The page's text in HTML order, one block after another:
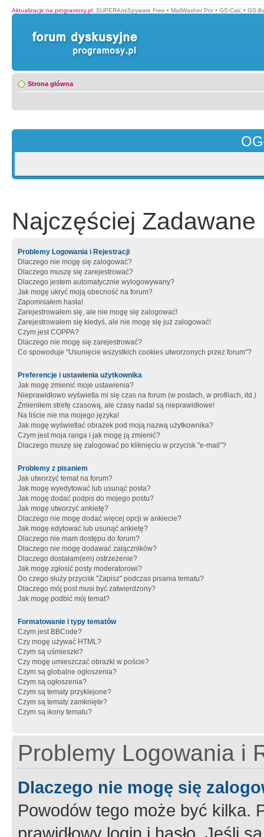
Aktualizacje na programosy.pl: SUPERAntiSpyware Free • MailWasher Pro • GS-Calc • GS-
Strona główna
Najczęściej Zadawane
Problemy Logowania i Rejestracji
Dlaczego nie mogę się zalogować?
Dlaczego muszę się zarejestrować?
Dlaczego jestem automatycznie wylogowywany?
Jak mogę ukryć moją obecność na forum?
Zapomniałem hasła!
Zarejestrowałem się, ale nie mogę się zalogować!
Zarejestrowałem się kiedyś, ale nie mogę się już zalogować!
Czym jest COPPA?
Dlaczego nie mogę się zarejestrować?
Co spowoduje "Usunięcie wszystkich cookies utworzonych przez forum"?
Preferencje i ustawienia użytkownika
Jak mogę zmienić moje ustawienia?
Nieprawidłowo wyświetla mi się czas na forum (w postach, w profilach, itd.)
Zmieniłem strefę czasową, ale czasy nadal są nieprawidłowe!
Na liście nie ma mojego języka!
Jak mogę wyświetlać obrazek pod moją nazwą użytkownika?
Czym jest moja ranga i jak mogę ją zmienić?
Dlaczego muszę się zalogować po kliknięciu w przycisk "e-mail"?
Problemy z pisaniem
Jak utworzyć temat na forum?
Jak mogę wyedytować lub usunąć posta?
Jak mogę dodać podpis do mojego postu?
Jak mogę utworzyć ankietę?
Dlaczego nie mogę dodać więcej opcji w ankiecie?
Jak mogę edytować lub usunąć ankietę?
Dlaczego nie mam dostępu do forum?
Dlaczego nie mogę dodawać załączników?
Dlaczego dostałam(em) ostrzeżenie?
Jak mogę zgłosić posty moderatorowi?
Do czego służy przycisk "Zapisz" podczas pisania tematu?
Dlaczego mój post musi być zatwierdzony?
Jak mogę podbić mój temat?
Formatowanie i typy tematów
Czym jest BBCode?
Czy mogę używać HTML?
Czym są uśmieszki?
Czy mogę umieszczać obrazki w poście?
Czym są globalne ogłoszenia?
Czym są ogłoszenia?
Czym są tematy przyklejone?
Czym są tematy zamknięte?
Czym są ikony tematu?
Problemy Logowania i
Dlaczego nie mogę się
Powodów tego może być kilka.